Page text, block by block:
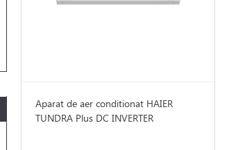
Aparat de aer conditionat HAIER
TUNDRA Plus DC INVERTER